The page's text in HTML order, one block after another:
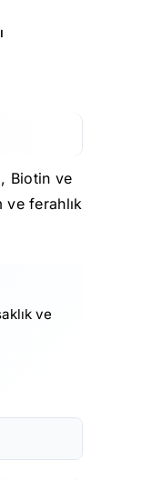
Biotin ve
ferahlık
ve